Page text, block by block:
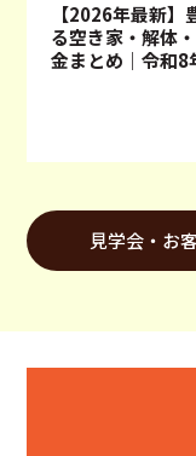
【2026年最新】
る空き家・解体
金まとめ｜令和8
見学会・お